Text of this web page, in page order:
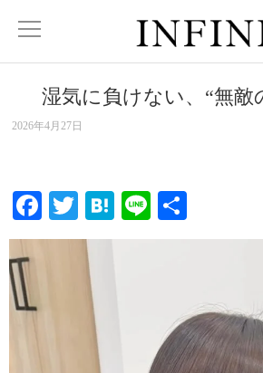
湿気に負けない、“無敵
2026年4月27日
Facebook
TwitterHatena
Line
有
画
プ
レ